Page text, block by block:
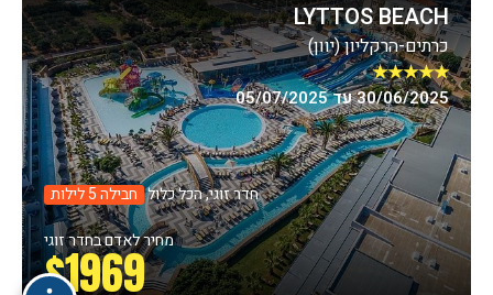
LYTTOS BEACH
כרתים-הרקליון (יוון)
★★★★★
30/06/2025 עד 05/07/2025
חדר זוגי, הכל כלול חבילה 5 לילות
מחיר לאדם בחדר זוגי
$1969